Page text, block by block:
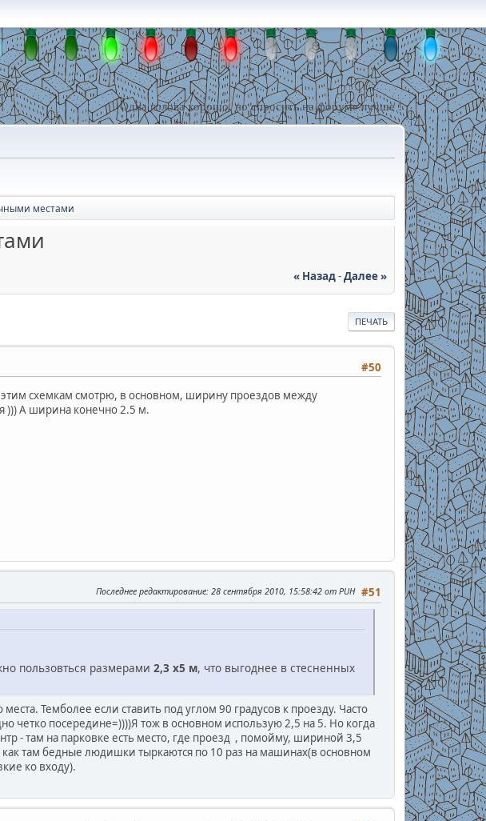
Одна голова хорошо, но спросить на форуме лучше !
местами
« Назад-Далее »
ПЕЧАТЬ
#50
схемкам смотрю, в основном, ширину проездов между
))) А ширина конечно 2.5 м.
#51
Последнее редактирование: 28 сентября 2010, 15:58:42 от PUH
пользовться размерами 2,3 х5 м, что выгоднее в стесненных
Темболее если ставить под углом 90 градусов к проезду. Часто
четко посередине=))))Я тож в основном использую 2,5 на 5. Но когда
- там на парковке есть место, где проезд , помойму, шириной 3,5
там бедные людишки тыркаются по 10 раз на машинах(в основном
ко входу).